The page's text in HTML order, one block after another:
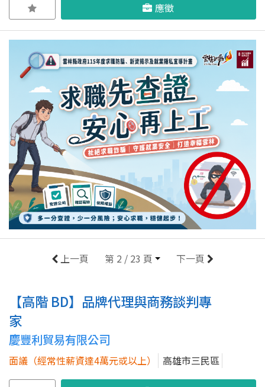
應徵
上一頁 第 2 / 23 頁 下一頁
【高階 BD】品牌代理與商務談判專
家
慶豐利貿易有限公司
面議（經常性薪資達4萬元或以上） 高雄市三民區